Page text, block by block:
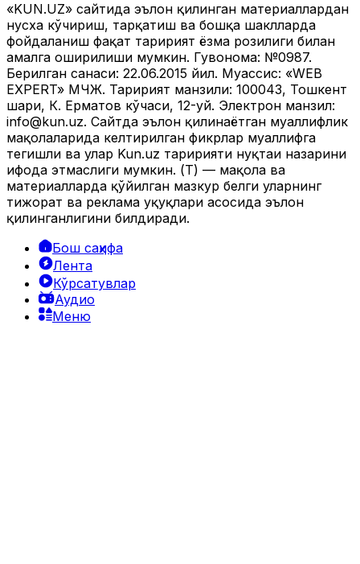
«KUN.UZ» сайтида эълон қилинган материаллардан
нусха кўчириш, тарқатиш ва бошқа шаклларда
фойдаланиш фақат таҳририят ёзма розилиги билан
амалга оширилиши мумкин. Гувоҳнома: №0987.
Берилган санаси: 22.06.2015 йил. Муассис: «WEB
EXPERT» МЧЖ. Таҳририят манзили: 100043, Тошкент
шаҳри, К. Ерматов кўчаси, 12-уй. Электрон манзил:
info@kun.uz. Сайтда эълон қилинаётган муаллифлик
мақолаларида келтирилган фикрлар муаллифга
тегишли ва улар Kun.uz таҳририяти нуқтаи назарини
ифода этмаслиги мумкин. (Т) — мақола ва
материалларда қўйилган мазкур белги уларнинг
тижорат ва реклама ҳуқуқлари асосида эълон
қилинганлигини билдиради.
Бош саҳифа
Лента
Кўрсатувлар
Аудио
Меню